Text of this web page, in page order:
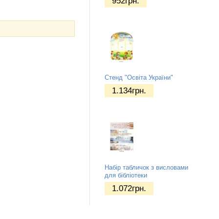
Стенд "Освіта України"
1.134грн.
Набір табличок з висловами
для бібліотеки
1.072грн.